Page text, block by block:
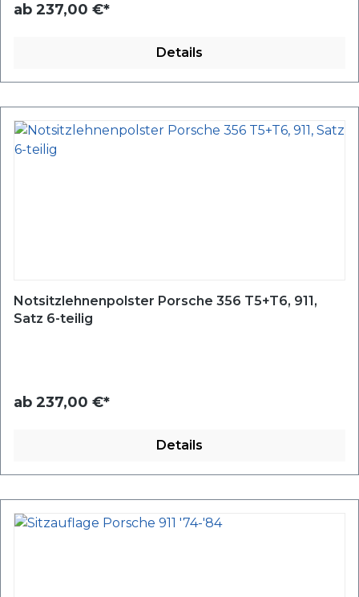
ab 237,00 €*
Details
Notsitzlehnenpolster Porsche 356 T5+T6, 911,
Satz 6-teilig
ab 237,00 €*
Details